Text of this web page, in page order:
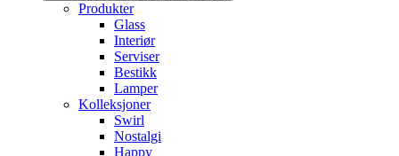
Produkter
Glass
Interiør
Serviser
Bestikk
Lamper
Kolleksjoner
Swirl
Nostalgi
Happy